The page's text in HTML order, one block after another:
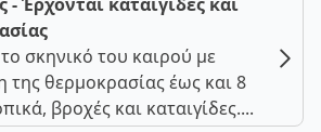
- Έρχονται καταιγίδες και
σκηνικό του καιρού με
της θερμοκρασίας έως και 8
βροχές και καταιγίδες....